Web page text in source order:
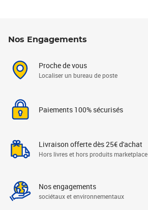
Nos Engagements
Proche de vous
Localiser un bureau de poste
Paiements 100% sécurisés
Livraison offerte dès 25€ d'achat
Hors livres et hors produits marketplace
Nos engagements
sociétaux et environnementaux